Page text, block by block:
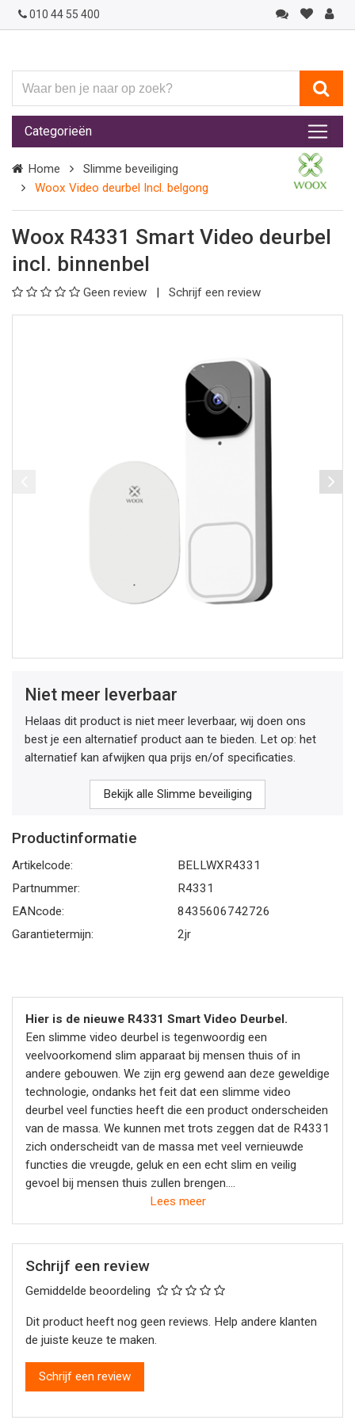
010 44 55 400
ben
je
naar
op
zoek?
Categorieën
Home
Slimme beveiliging
Woox Video deurbel Incl. belgong
Woox R4331 Smart Video deurbel
incl. binnenbel
Geen review Schrijf een review
Niet meer leverbaar
Helaas dit product is niet meer leverbaar, wij doen ons
best je een alternatief product aan te bieden. Let op: het
alternatief kan afwijken qua prijs en/of specificaties.
Bekijk alle Slimme beveiliging
Productinformatie
Artikelcode:
BELLWXR4331
Partnummer:
R4331
EANcode:
8435606742726
Garantietermijn:
2jr
Hier is de nieuwe R4331 Smart Video Deurbel.
Een slimme video deurbel is tegenwoordig een
veelvoorkomend slim apparaat bij mensen thuis of in
andere gebouwen. We zijn erg gewend aan deze geweldige
technologie, ondanks het feit dat een slimme video
deurbel veel functies heeft die een product onderscheiden
van de massa. We kunnen met trots zeggen dat de R4331
zich onderscheidt van de massa met veel vernieuwde
functies die vreugde, geluk en een echt slim en veilig
gevoel bij mensen thuis zullen brengen.
geactiveerd wanneer de bezoeker op de knop van de
deurbel drukt. Met de WOOX Home slimme video deurbel
kijken en met de bezoeker te praten door middel van de
ingebouwde high-definition infraroodcamera, microfoon
en luidspreker van de deurbel.
Lees meer
Schrijf een review
Gemiddelde beoordeling
Dit product heeft nog geen reviews. Help andere klanten
de juiste keuze te maken.
Schrijf een review